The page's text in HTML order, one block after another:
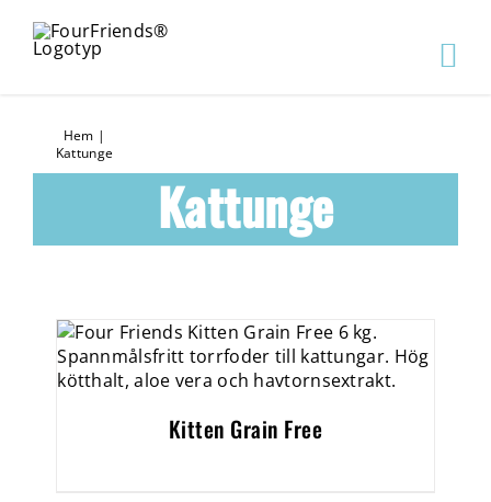
Hem |
Kattunge
Kattunge
Kitten Grain Free